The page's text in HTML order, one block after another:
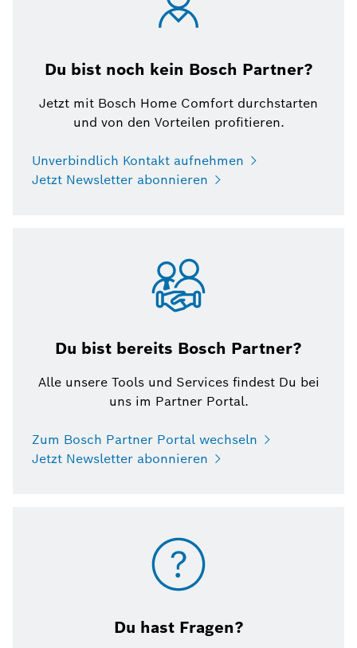
Du bist noch kein Bosch Partner?
Jetzt mit Bosch Home Comfort durchstarten
und von den Vorteilen profitieren.
Unverbindlich Kontakt aufnehmen
Jetzt Newsletter abonnieren
Du bist bereits Bosch Partner?
Alle unsere Tools und Services findest Du bei
uns im Partner Portal.
Zum Bosch Partner Portal wechseln
Jetzt Newsletter abonnieren
Du hast Fragen?